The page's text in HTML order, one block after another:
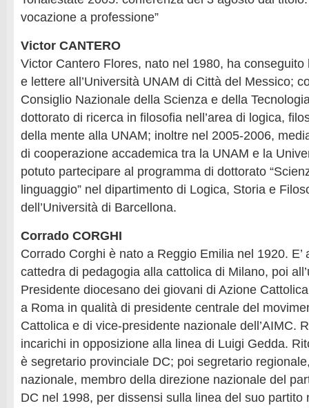
vocazione a professione”
Victor CANTERO
Victor Cantero Flores, nato nel 1980, ha
e lettere all’Università UNAM di Città del Messico;
Consiglio Nazionale della Scienza e della
dottorato di ricerca in filosofia nell’area di logica,
della mente alla UNAM; inoltre nel 2005-2006,
di cooperazione accademica tra la UNAM e la
potuto partecipare al programma di dottorato
linguaggio” nel dipartimento di Logica, Storia e
dell’Università di Barcellona.
Corrado CORGHI
Corrado Corghi è nato a Reggio Emilia nel 1920. E’
cattedra di pedagogia alla cattolica di Milano, poi
Presidente diocesano dei giovani di Azione
a Roma in qualità di presidente centrale del
Cattolica e di vice-presidente nazionale dell’AIMC.
incarichi in opposizione alla linea di Luigi Gedda.
è segretario provinciale DC; poi segretario
nazionale, membro della direzione nazionale del
DC nel 1998, per dissensi sulla linea del suo partito